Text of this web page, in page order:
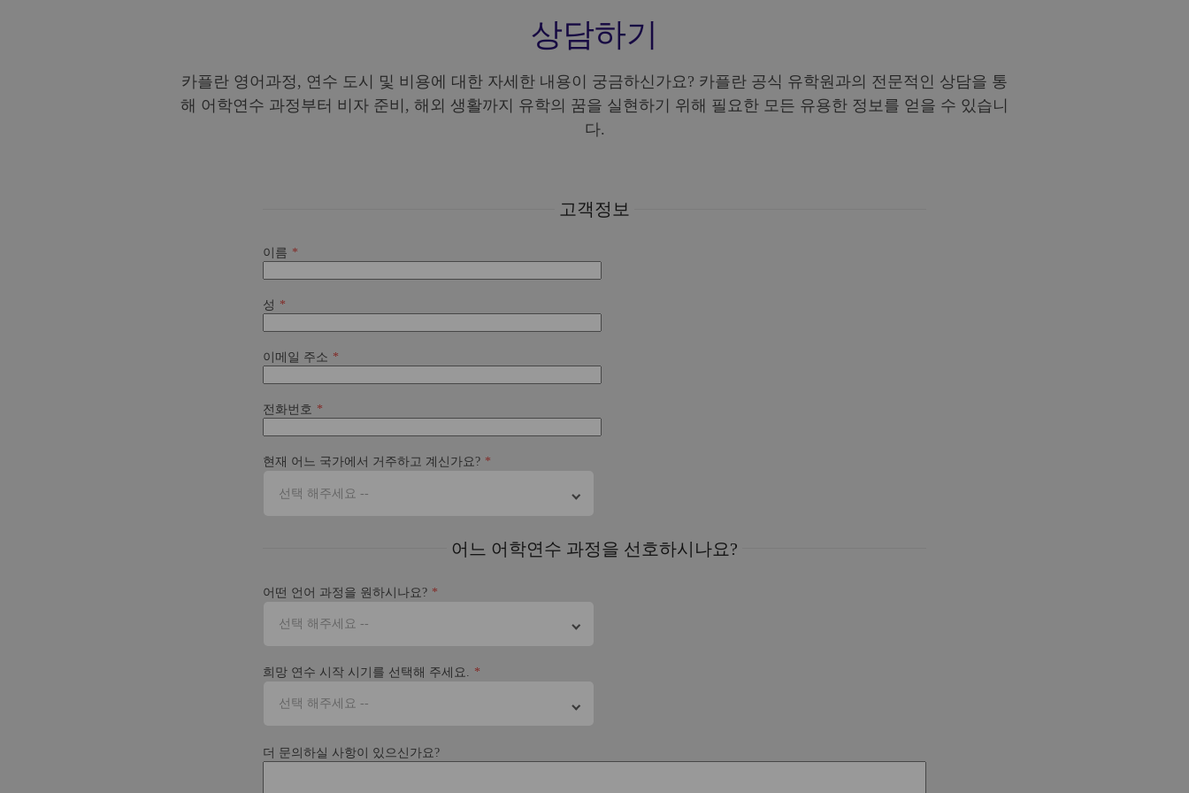
상담하기
카플란 영어과정, 연수 도시 및 비용에 대한 자세한 내용이 궁금하신가요? 카플란 공식 유학원과의 전문적인 상담을 통
해 어학연수 과정부터 비자 준비, 해외 생활까지 유학의 꿈을 실현하기 위해 필요한 모든 유용한 정보를 얻을 수 있습니
다.
고객정보
이름
성
이메일 주소
전화번호
현재 어느 국가에서 거주하고 계신가요?
선택 해주세요 --
어느 어학연수 과정을 선호하시나요?
어떤 언어 과정을 원하시나요?
선택 해주세요 --
희망 연수 시작 시기를 선택해 주세요.
선택 해주세요 --
더 문의하실 사항이 있으신가요?